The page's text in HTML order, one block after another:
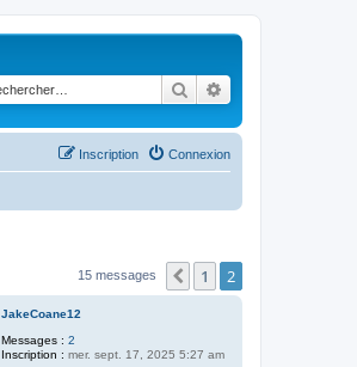
Rechercher
Connexion
Inscription
15 messages Précédent
1 2
JakeCoane12
Messages : 2
Inscription : mer. sept. 17, 2025 5:27 am